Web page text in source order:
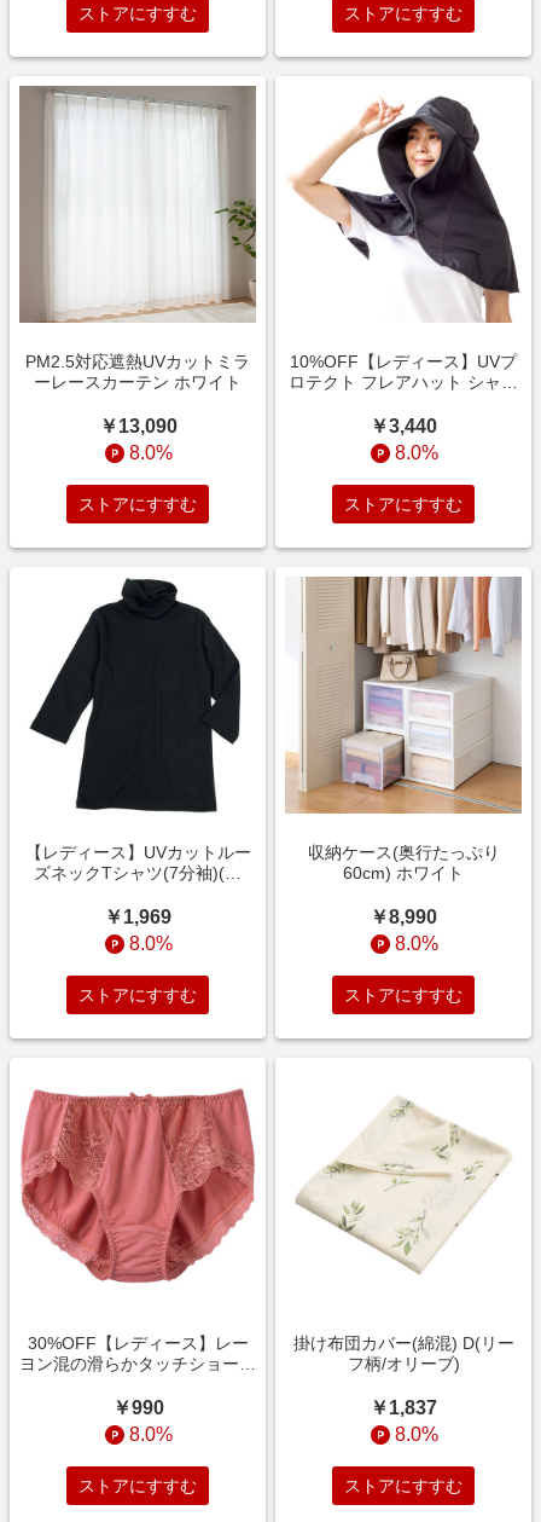
ストアにすすむ ストアにすすむ
PM2.5対応遮熱UVカットミラ
ーレースカーテン ホワイト
￥13,090
8.0%
ストアにすすむ
10%OFF【レディース】UVプ
ロテクト フレアハット シャイ
￥3,440
8.0%
ストアにすすむ
【レディース】UVカットルー
ズネックTシャツ(7分袖)(綿
ブラック
￥1,969
8.0%
ストアにすすむ
収納ケース(奥行たっぷり
60cm) ホワイト
￥8,990
8.0%
ストアにすすむ
30%OFF【レディース】レー
ヨン混の滑らかタッチショーツ
ーディネートショーツ) スキン
ローズ
￥990
8.0%
ストアにすすむ
掛け布団カバー(綿混) D(リー
フ柄/オリーブ)
￥1,837
8.0%
ストアにすすむ